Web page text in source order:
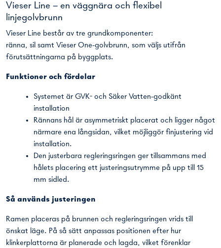
Vieser Line – en väggnära och flexibel
linjegolvbrunn
Vieser Line består av tre grundkomponenter:
ränna, sil samt Vieser One-golvbrunn, som väljs utifrån
förutsättningarna på byggplats.
Funktioner och fördelar
Systemet är GVK- och Säker Vatten-godkänt
installation
Rännans hål är asymmetriskt placerat och ligger något
närmare ena långsidan, vilket möjliggör finjustering vid
installation.
Den justerbara regleringsringen ger tillsammans med
hålets placering ett justeringsutrymme på upp till 15
mm sidled.
Så används justeringen
Ramen placeras på brunnen och regleringsringen vrids till
önskat läge. På så sätt anpassas positionen efter hur
klinkerplattorna är planerade och lagda, vilket förenklar